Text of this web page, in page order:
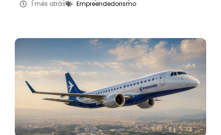
1 mês atrás Empreendedorismo